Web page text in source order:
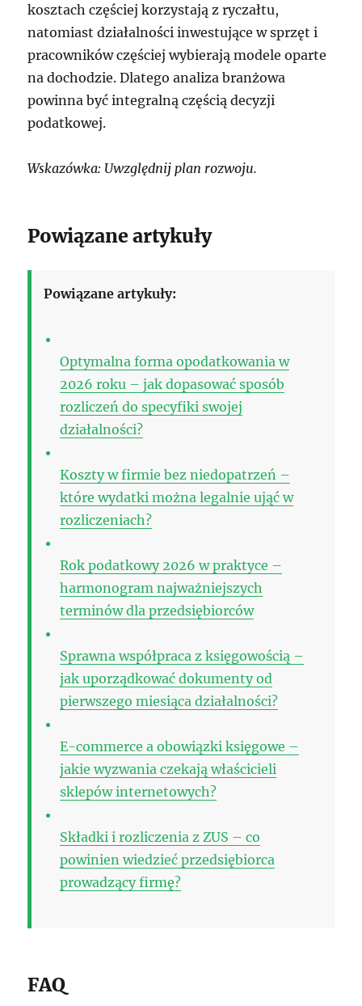
kosztach częściej korzystają z ryczałtu,
natomiast działalności inwestujące w sprzęt i
pracowników częściej wybierają modele oparte
na dochodzie. Dlatego analiza branżowa
powinna być integralną częścią decyzji
podatkowej.
Wskazówka: Uwzględnij plan rozwoju.
Powiązane artykuły
Powiązane artykuły:
Optymalna forma opodatkowania w
2026 roku – jak dopasować sposób
rozliczeń do specyfiki swojej
działalności?
Koszty w firmie bez niedopatrzeń –
które wydatki można legalnie ująć w
rozliczeniach?
Rok podatkowy 2026 w praktyce –
harmonogram najważniejszych
terminów dla przedsiębiorców
Sprawna współpraca z księgowością –
jak uporządkować dokumenty od
pierwszego miesiąca działalności?
E-commerce a obowiązki księgowe –
jakie wyzwania czekają właścicieli
sklepów internetowych?
Składki i rozliczenia z ZUS – co
powinien wiedzieć przedsiębiorca
prowadzący firmę?
FAQ